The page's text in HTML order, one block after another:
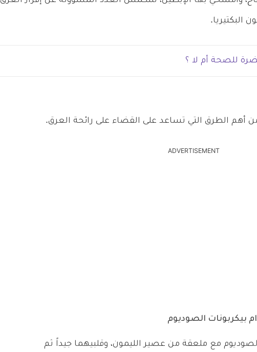
البكتيريا.
للصحة أم لا ؟
أهم الطرق التي تساعد على القضاء على رائحة العرق.
ADVERTISEMENT
بيكربونات الصوديوم
مع ملعقة من عصير الليمون، وقلبيهما جيداً ثم